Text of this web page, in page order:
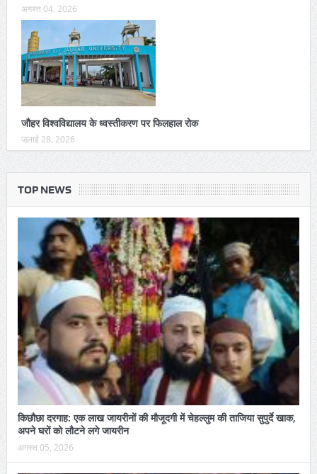
अगस्त 04, 2026
जौहर विश्वविद्यालय के ध्वस्तीकरण पर फिलहाल रोक
जुलाई 28, 2026
TOP NEWS
किछौछा दरगाह: एक लाख जायरीनों की मौजूदगी में चेहल्लुम की ताजिया सुपुर्दे खाक,
अपने घरों को लौटने लगे जायरीन
अगस्त 05, 2026